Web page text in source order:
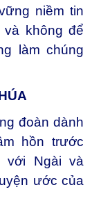
niềm tin
không để
làm chúng
đoàn dành
hồn trước
với Ngài và
ước của